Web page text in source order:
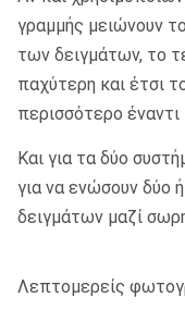
γραμμής μειώνουν
των δειγμάτων, το
παχύτερη και έτσι
περισσότερο
Και για τα δύο
για να ενώσουν δύο
δειγμάτων μαζί
Λεπτομερείς